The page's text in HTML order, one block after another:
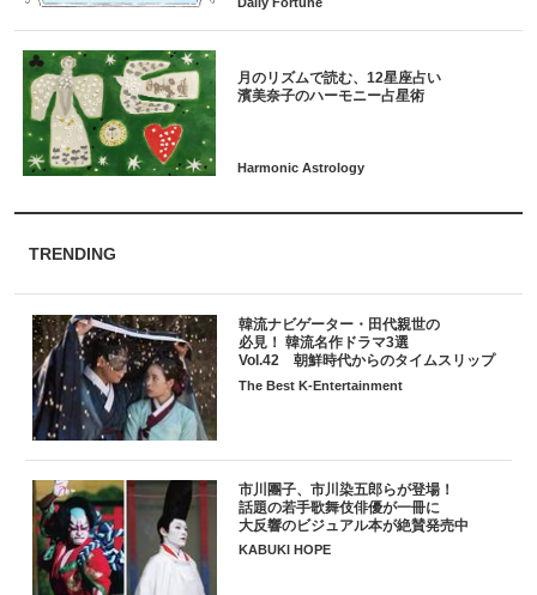
月のリズムで読む、12星座占い
TRENDING
韓流ナビゲーター・田代親世の
必見！ 韓流名作ドラマ3選
Vol.42 朝鮮時代からのタイムスリップ
The Best K-Entertainment
市川團子、市川染五郎らが登場！
話題の若手歌舞伎俳優が一冊に
大反響のビジュアル本が絶賛発売中
KABUKI HOPE